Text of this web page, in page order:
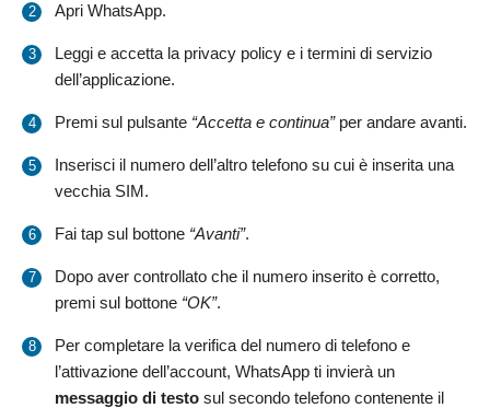
Apri WhatsApp.
Leggi e accetta la privacy policy e i termini di servizio
dell’applicazione.
Premi sul pulsante “Accetta e continua”per andare avanti.
Inserisci il numero dell’altro telefono su cui è inserita una
vecchia SIM.
Fai tap sul bottone “Avanti”.
Dopo aver controllato che il numero inserito è corretto,
premi sul bottone “OK”.
Per completare la verifica del numero di telefono e
l’attivazione dell’account, WhatsApp ti invierà un
messaggio di testo sul secondo telefono contenente il